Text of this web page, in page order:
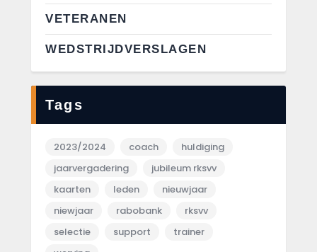
VETERANEN
WEDSTRIJDVERSLAGEN
Tags
2023/2024 coach
huldiging
jaarvergadering
jubileum rksvv
kaarten
leden
nieuwjaar
niewjaar
rabobank
rksvv
selectie
support
trainer